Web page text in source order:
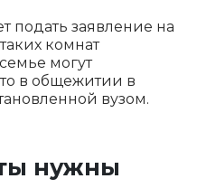
подать заявление на
комнат
могут
в общежитии в
вузом.
нужны